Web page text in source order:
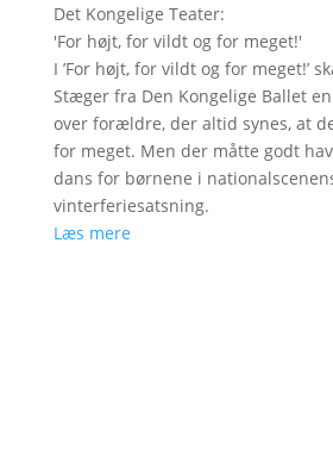
Det Kongelige Teater:
'For højt, for vildt og for meget!'
I ’For højt, for vildt og for meget!’
Stæger fra Den Kongelige Ballet
over forældre, der altid synes, at
for meget. Men der måtte godt
dans for børnene i
vinterferiesatsning.
Læs mere